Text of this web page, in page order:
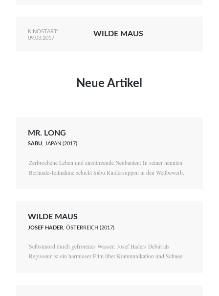
KINOSTART:
09.03.2017
WILDE MAUS
Neue Artikel
MR. LONG
SABU, JAPAN (2017)
Zerbrochene Leben und einstürzende Neubauten: In seiner neunten
Berlinale-Teilnahme schickt Sabu Rindersuppen in den Wettbewerb.
WILDE MAUS
JOSEF HADER , ÖSTERREICH (2017)
Selbstmord durch gefrorenes Wasser: Josef Haders Debüt als
Regisseur ist ein harmloser Film über Kommunikation und Schnee.